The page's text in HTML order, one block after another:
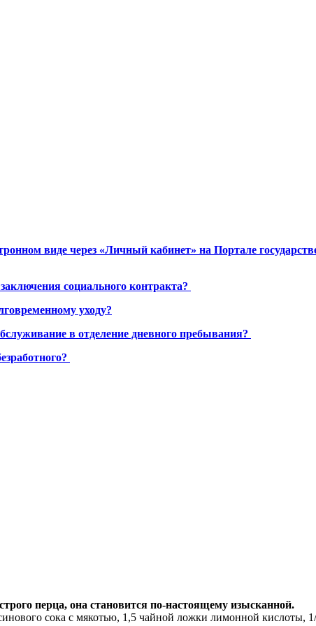
виде через «Личный кабинет» на Портале
социального контракта?
уходу?
в отделение дневного пребывания?
перца, она становится по-настоящему изысканной.
сока с мякотью, 1,5 чайной ложки лимонной кислоты,